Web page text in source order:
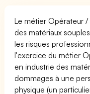
Le métier Opérateur
des matériaux
les risques
l'exercice du métier
en industrie des
dommages à une
physique (un